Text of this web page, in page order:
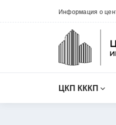
Информация о
ЦКП КККП